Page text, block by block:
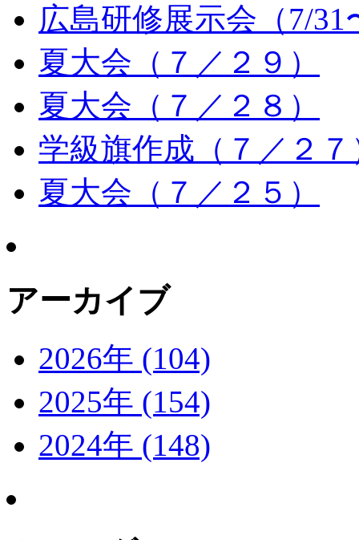
広島研修展示会（7/31
夏大会（７／２９）
夏大会（７／２８）
学級旗作成（７／２７
夏大会（７／２５）
アーカイブ
2026年 (104)
2025年 (154)
2024年 (148)